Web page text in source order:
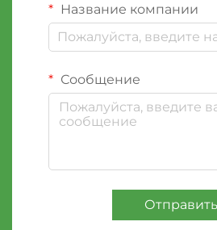
Название компании
Сообщение
Отправить